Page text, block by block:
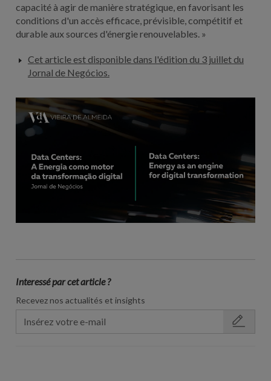
capacité à agir de manière stratégique, en favorisant les
conditions d'un accès efficace, prévisible, compétitif et
durable aux sources d'énergie renouvelables. »
Cet article est disponible dans l'édition du 3 juillet du
Jornal de Negócios.
Interessé par cet article ?
Recevez nos actualités et insights